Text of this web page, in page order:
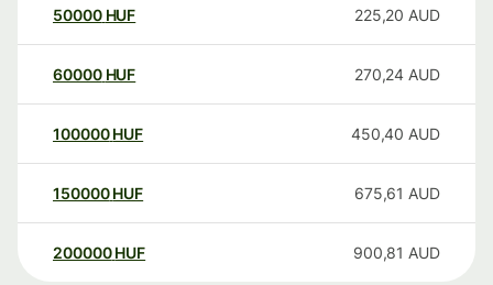
50000 HUF 225,20 AUD
60000 HUF 270,24 AUD
100000 HUF 450,40 AUD
150000 HUF 675,61 AUD
200000 HUF 900,81 AUD